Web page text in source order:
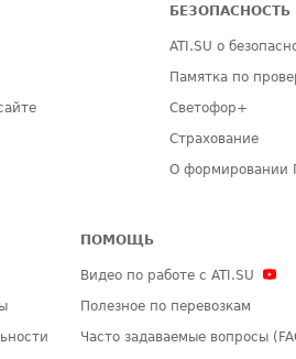
БЕЗОПАСНОСТЬ
ATI.SU о
Памятка по
Светофор+
Страхование
О формировании
ПОМОЩЬ
Видео по работе с ATI.SU
Полезное по перевозкам
Часто задаваемые вопросы